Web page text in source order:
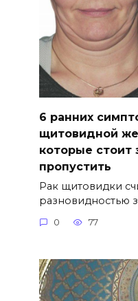
6 ранних
щитовидной
которые стоит
пропустить
Рак щитовидки
разновидностью
0 77